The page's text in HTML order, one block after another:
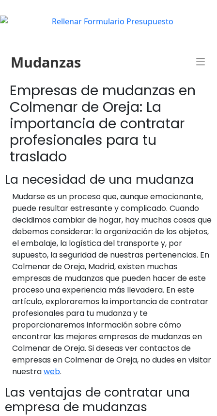
Mudanzas
Empresas de mudanzas en
Colmenar de Oreja: La
importancia de contratar
profesionales para tu
traslado
La necesidad de una mudanza
Mudarse es un proceso que, aunque emocionante,
puede resultar estresante y complicado. Cuando
decidimos cambiar de hogar, hay muchas cosas que
debemos considerar: la organización de los objetos,
el embalaje, la logística del transporte y, por
supuesto, la seguridad de nuestras pertenencias. En
Colmenar de Oreja, Madrid, existen muchas
empresas de mudanzas que pueden hacer de este
proceso una experiencia más llevadera. En este
artículo, exploraremos la importancia de contratar
profesionales para tu mudanza y te
proporcionaremos información sobre cómo
encontrar las mejores empresas de mudanzas en
Colmenar de Oreja. Si deseas ver contactos de
empresas en Colmenar de Oreja, no dudes en visitar
nuestraweb.
Las ventajas de contratar una
empresa de mudanzas